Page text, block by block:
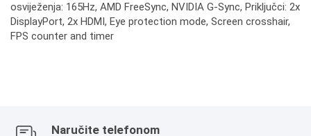
osviježenja: 165Hz, AMD FreeSync, NVIDIA G-Sync, Priključci: 2x
DisplayPort, 2x HDMI, Eye protection mode, Screen crosshair,
FPS counter and timer
Naručite telefonom